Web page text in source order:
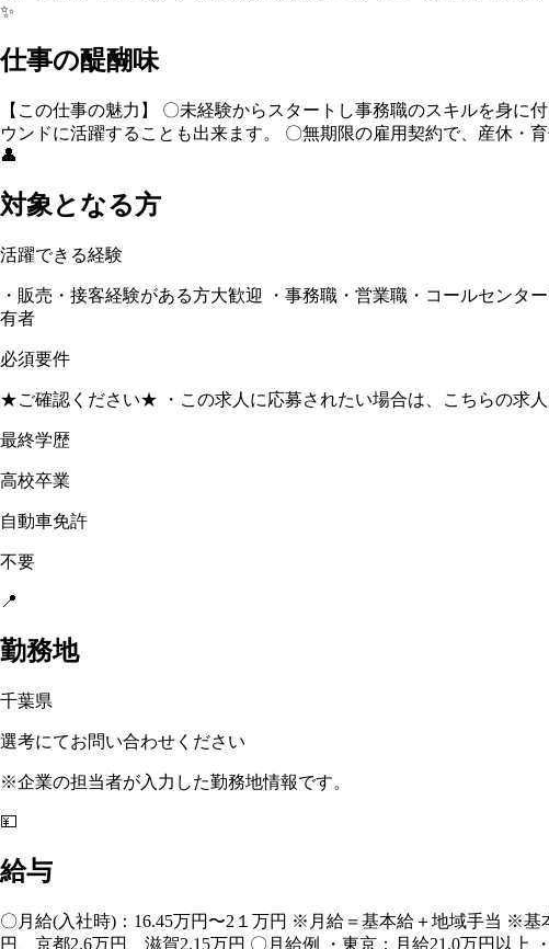
✨
仕事の醍醐味
【この仕事の魅力】 〇未経験からスタートし事務職のスキルを身
ウンドに活躍することも出来ます。 〇無期限の雇用契約で、産休・
👤
対象となる方
活躍できる経験
・販売・接客経験がある方大歓迎 ・事務職・営業職・コールセン
有者
必須要件
★ご確認ください★ ・この求人に応募されたい場合は、こちらの求人
最終学歴
高校卒業
自動車免許
不要
📍
勤務地
千葉県
選考にてお問い合わせください
※企業の担当者が入力した勤務地情報です。
💴
給与
〇月給(入社時)：16.45万円〜2１万円 ※月給＝基本給＋地域手当 ※基
円、京都2.6万円、滋賀2.15万円 〇月給例 ・東京：月給21.0万円以